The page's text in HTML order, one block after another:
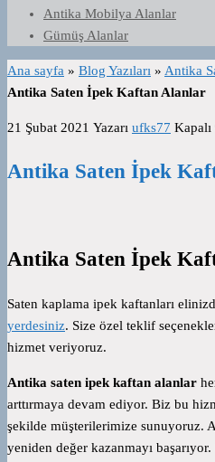
Antika Mobilya Alanlar
Gümüş Alanlar
Ana sayfa » Blog Yazıları » Antika
Antika Saten İpek Kaftan Alanlar
21 Şubat 2021 Yazarı ufks77 Kapalı
Antika Saten İpek
Antika Saten İpek
Saten kaplama ipek kaftanları
yerdesiniz. Size özel teklif
hizmet veriyoruz.
Antika saten ipek kaftan alanlar
arttırmaya devam ediyor. Biz bu
şekilde müşterilerimize sunuyoruz.
yeniden değer kazanmayı